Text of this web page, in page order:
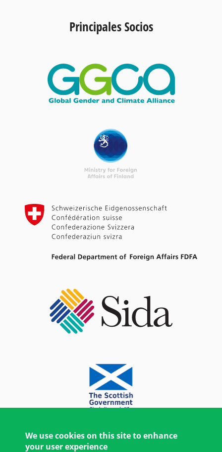
Principales Socios
We use cookies on this site to enhance
your user experience